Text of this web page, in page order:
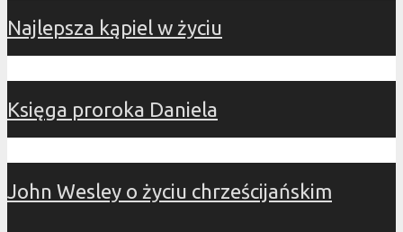
Najlepsza kąpiel w życiu
Księga proroka Daniela
John Wesley o życiu chrześcijańskim